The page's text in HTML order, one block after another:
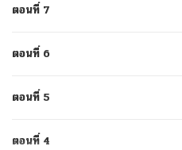
ตอนที่ 7
ตอนที่ 6
ตอนที่ 5
ตอนที่ 4